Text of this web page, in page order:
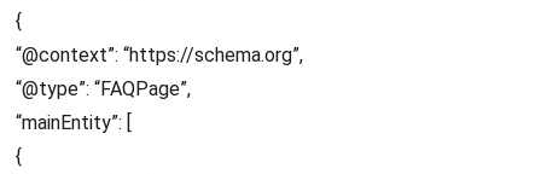
{
“@context”: “https://schema.org”,
“@type”: “FAQPage”,
“mainEntity”: [
{